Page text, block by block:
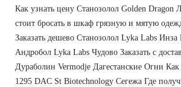
Как узнать цену Cтанозолол Golden
стоит бросать в шкаф грязную и мятую
Заказать дешево Станозолол Lyka Labs Инза
Андробол Lyka Labs Чудово Заказать с
Дураболин Vermodje Дагестанские Огни Как
1295 DAC St Biotechnology Сегежа Где